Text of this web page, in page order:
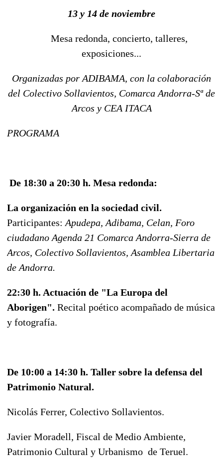
13 y 14 de noviembre
Mesa redonda, concierto, talleres,
exposiciones...
Organizadas por ADIBAMA, con la colaboración
del Colectivo Sollavientos, Comarca Andorra-Sª de
Arcos y CEA ITACA
PROGRAMA
De 18:30 a 20:30 h. Mesa redonda:
La organización en la sociedad civil.
Participantes: Apudepa, Adibama, Celan, Foro
ciudadano Agenda 21 Comarca Andorra-Sierra de
Arcos, Colectivo Sollavientos, Asamblea Libertaria
de Andorra.
22:30 h. Actuación de "La Europa del
Aborigen". Recital poético acompañado de música
y fotografía.
De 10:00 a 14:30 h. Taller sobre la defensa del
Patrimonio Natural.
Nicolás Ferrer, Colectivo Sollavientos.
Javier Moradell, Fiscal de Medio Ambiente,
Patrimonio Cultural y Urbanismo de Teruel.